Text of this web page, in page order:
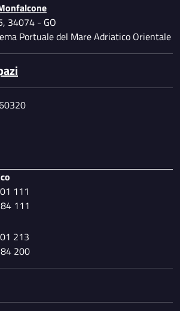
34074 - GO
Portuale del Mare Adriatico Orientale
111
111
213
200